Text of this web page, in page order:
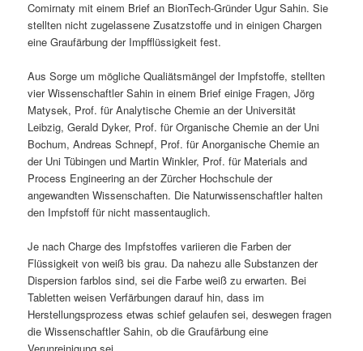
Comirnaty mit einem Brief an BionTech-Gründer Ugur Sahin. Sie
stellten nicht zugelassene Zusatzstoffe und in einigen Chargen
eine Graufärbung der Impfflüssigkeit fest.
Aus Sorge um mögliche Qualiätsmängel der Impfstoffe, stellten
vier Wissenschaftler Sahin in einem Brief einige Fragen, Jörg
Matysek, Prof. für Analytische Chemie an der Universität
Leibzig, Gerald Dyker, Prof. für Organische Chemie an der Uni
Bochum, Andreas Schnepf, Prof. für Anorganische Chemie an
der Uni Tübingen und Martin Winkler, Prof. für Materials and
Process Engineering an der Zürcher Hochschule der
angewandten Wissenschaften. Die Naturwissenschaftler halten
den Impfstoff für nicht massentauglich.
Je nach Charge des Impfstoffes variieren die Farben der
Flüssigkeit von weiß bis grau. Da nahezu alle Substanzen der
Dispersion farblos sind, sei die Farbe weiß zu erwarten. Bei
Tabletten weisen Verfärbungen darauf hin, dass im
Herstellungsprozess etwas schief gelaufen sei, deswegen fragen
die Wissenschaftler Sahin, ob die Graufärbung eine